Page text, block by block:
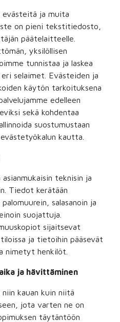
evästeitä ja muita
on pieni tekstitiedosto,
päätelaitteelle.
yksilöllisen
tunnistaa ja laskea
selaimet. Evästeiden ja
käytön tarkoituksena
edelleen
sekä kohdentaa
suostumustaan
kautta.
teknisin ja
Tiedot kerätään
salasanoin ja
suojattuja.
sijaitsevat
ja tietoihin pääsevät
nimetyt henkilöt.
ja hävittäminen
kauan kuin niitä
jota varten ne on
täytäntöön